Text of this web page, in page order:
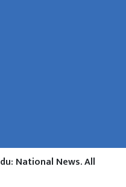
National News. All